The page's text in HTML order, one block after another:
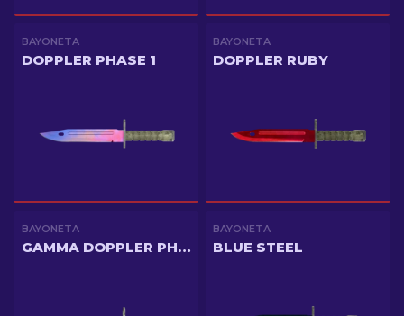
BAYONETA
DOPPLER PHASE 1
BAYONETA
DOPPLER RUBY
BAYONETA
GAMMA DOPPLER PHASE 2
BAYONETA
BLUE STEEL